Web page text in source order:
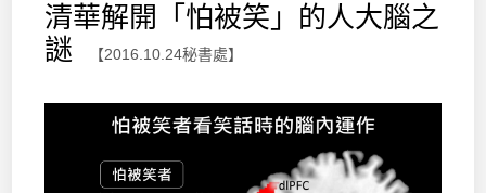
清華解開「怕被笑」的人大腦之
謎
【2016.10.24秘書處】